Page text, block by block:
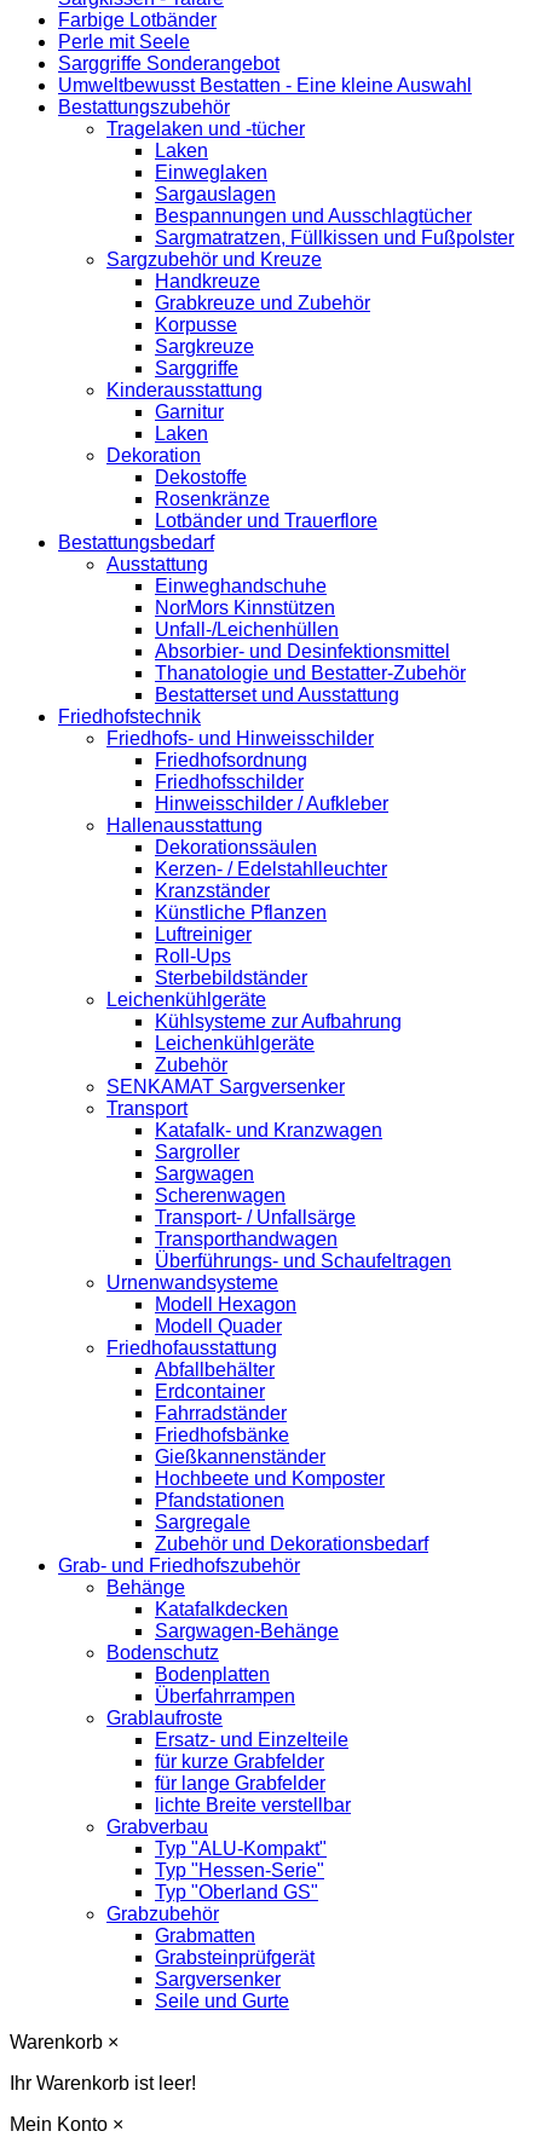
Farbige Lotbänder
Perle mit Seele
Sarggriffe Sonderangebot
Umweltbewusst Bestatten - Eine kleine Auswahl
Bestattungszubehör
Tragelaken und -tücher
Laken
Einweglaken
Sargauslagen
Bespannungen und Ausschlagtücher
Sargmatratzen, Füllkissen und Fußpolster
Sargzubehör und Kreuze
Handkreuze
Grabkreuze und Zubehör
Korpusse
Sargkreuze
Sarggriffe
Kinderausstattung
Garnitur
Laken
Dekoration
Dekostoffe
Rosenkränze
Lotbänder und Trauerflore
Bestattungsbedarf
Ausstattung
Einweghandschuhe
NorMors Kinnstützen
Unfall-/Leichenhüllen
Absorbier- und Desinfektionsmittel
Thanatologie und Bestatter-Zubehör
Bestatterset und Ausstattung
Friedhofstechnik
Friedhofs- und Hinweisschilder
Friedhofsordnung
Friedhofsschilder
Hinweisschilder / Aufkleber
Hallenausstattung
Dekorationssäulen
Kerzen- / Edelstahlleuchter
Kranzständer
Künstliche Pflanzen
Luftreiniger
Roll-Ups
Sterbebildständer
Leichenkühlgeräte
Kühlsysteme zur Aufbahrung
Leichenkühlgeräte
Zubehör
SENKAMAT Sargversenker
Transport
Katafalk- und Kranzwagen
Sargroller
Sargwagen
Scherenwagen
Transport- / Unfallsärge
Transporthandwagen
Überführungs- und Schaufeltragen
Urnenwandsysteme
Modell Hexagon
Modell Quader
Friedhofausstattung
Abfallbehälter
Erdcontainer
Fahrradständer
Friedhofsbänke
Gießkannenständer
Hochbeete und Komposter
Pfandstationen
Sargregale
Zubehör und Dekorationsbedarf
Grab- und Friedhofszubehör
Behänge
Katafalkdecken
Sargwagen-Behänge
Bodenschutz
Bodenplatten
Überfahrrampen
Grablaufroste
Ersatz- und Einzelteile
für kurze Grabfelder
für lange Grabfelder
lichte Breite verstellbar
Grabverbau
Typ "ALU-Kompakt"
Typ "Hessen-Serie"
Typ "Oberland GS"
Grabzubehör
Grabmatten
Grabsteinprüfgerät
Sargversenker
Seile und Gurte
Warenkorb ×
Ihr Warenkorb ist leer!
Mein Konto ×